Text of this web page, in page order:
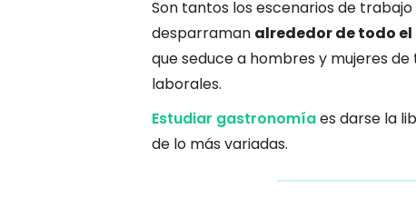
Son tantos los escenarios de
desparraman alrededor de todo
que seduce a hombres y mujeres
laborales.
Estudiar gastronomíaes darse la
de lo más variadas.